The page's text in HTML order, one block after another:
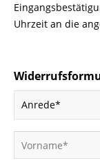
Uhrzeit an die